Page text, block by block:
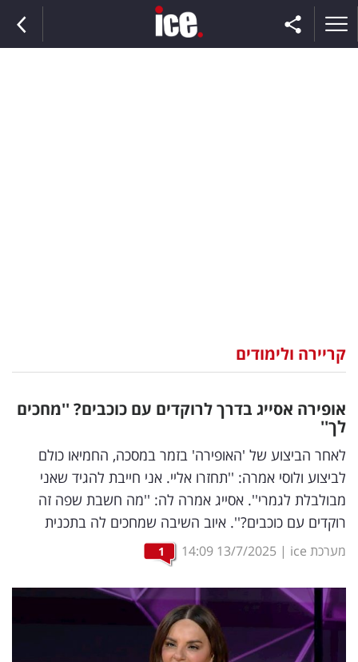
וצרכנות
דיגיטל
וטק
שיווק
ופרסום
משפט
מדדים
ומחקרים
דעות
קריירה ולימודים
אופירה אסייג בדרך לרוקדים עם כוכבים? ''מחכים
לך''
לאחר הביצוע של 'האופירה' בזמר במסכה, החמיאו כולם
לביצוע ולוסי אמרה: ''תחזרו אליי. אני חייבת להגיד שאני
מבולבלת לגמרי''. אסייג אמרה לה: ''מה חשבת שפה זה
רוקדים עם כוכבים?''. איוב השיבה שמחכים לה בתכנית
מערכת ice |
13/7/2025
14:09
1